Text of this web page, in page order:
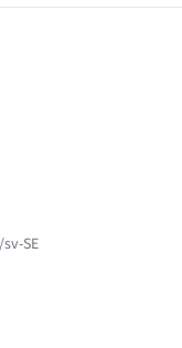
SE